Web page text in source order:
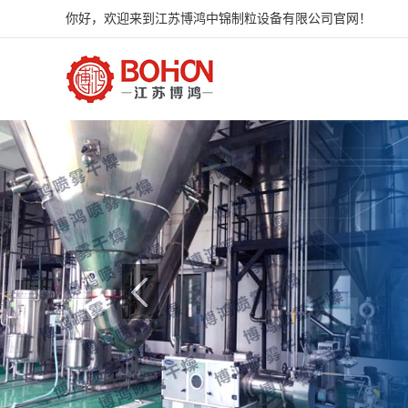
你好，欢迎来到江苏博鸿中锦制粒设备有限公司官网！